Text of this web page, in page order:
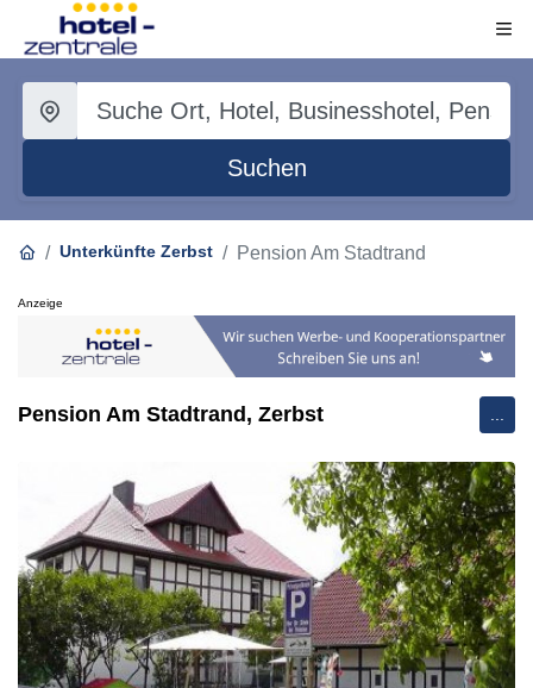
Suchen
Unterkünfte Zerbst Pension Am Stadtrand
Anzeige
Pension Am Stadtrand, Zerbst